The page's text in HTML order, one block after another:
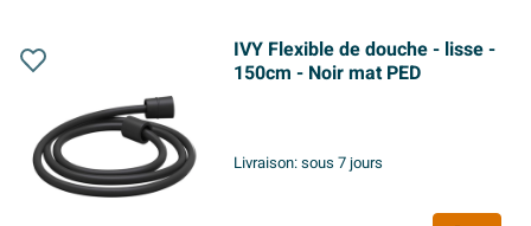
IVY Flexible de douche - lisse -
150cm - Noir mat PED
Livraison:sous 7 jours